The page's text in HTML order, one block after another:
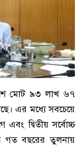
মোট ৯৩ লাখ ৬৭
এর মধ্যে সবচেয়ে
দ্বিতীয় সর্বোচ্চ
গত বছরের তুলনায়